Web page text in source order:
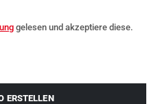
gelesen und akzeptiere diese.
ERSTELLEN